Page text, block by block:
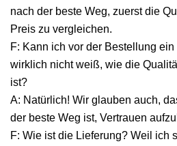
nach der beste Weg, zuerst die
Preis zu vergleichen.
F: Kann ich vor der Bestellung
wirklich nicht weiß, wie die
ist?
A: Natürlich! Wir glauben auch,
der beste Weg ist, Vertrauen
F: Wie ist die Lieferung? Weil ich